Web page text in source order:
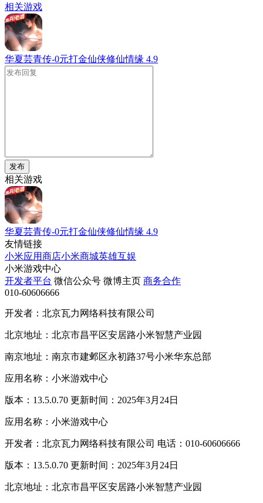
相关游戏
华夏芸青传-0元打金仙侠修仙情缘 4.9
发布
相关游戏
华夏芸青传-0元打金仙侠修仙情缘 4.9
友情链接
小米应用商店小米商城英雄互娱
小米游戏中心
开发者平台 微信公众号 微博主页 商务合作
010-60606666
开发者：北京瓦力网络科技有限公司
北京地址：北京市昌平区安居路小米智慧产业园
南京地址：南京市建邺区永初路37号小米华东总部
应用名称：小米游戏中心
版本：13.5.0.70 更新时间：2025年3月24日
应用名称：小米游戏中心
开发者：北京瓦力网络科技有限公司 电话：010-60606666
版本：13.5.0.70 更新时间：2025年3月24日
北京地址：北京市昌平区安居路小米智慧产业园